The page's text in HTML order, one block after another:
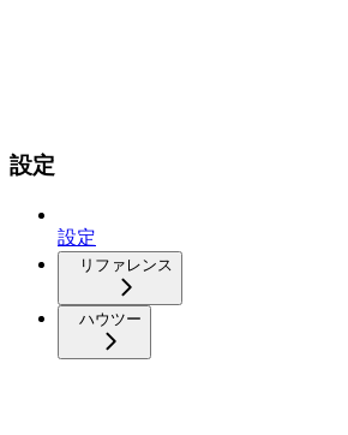
設定
設定
リファレンス
ハウツー